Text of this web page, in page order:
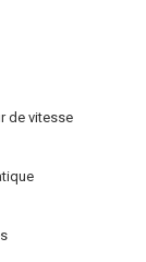
de vitesse